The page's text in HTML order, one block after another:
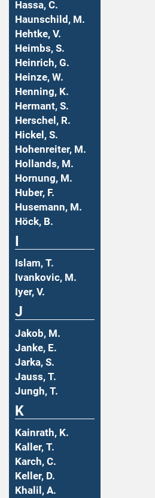
Hassa, C.
Haunschild, M.
Hehtke, V.
Heimbs, S.
Heinrich, G.
Heinze, W.
Henning, K.
Hermant, S.
Herschel, R.
Hickel, S.
Hohenreiter, M.
Hollands, M.
Hornung, M.
Huber, F.
Husemann, M.
Höck, B.
Islam, T.
Ivankovic, M.
Iyer, V.
J
Jakob, M.
Janke, E.
Jarka, S.
Jauss, T.
Jungh, T.
K
Kainrath, K.
Kaller, T.
Karch, C.
Keller, D.
Khalil, A.